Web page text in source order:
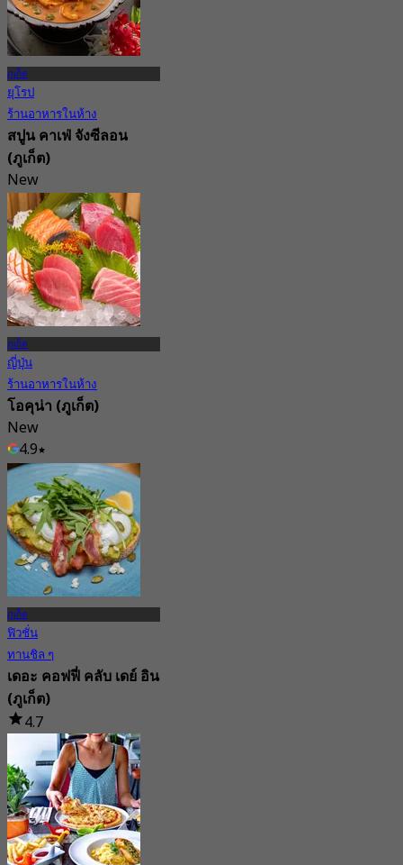
ภูเก็ต
ยุโรป
ร้านอาหารในห้าง
สปูน คาเฟ่ จังซีลอน
(ภูเก็ต)
New
จาก฿ 290
ภูเก็ต
ญี่ปุ่น
ร้านอาหารในห้าง
โอคุน่า (ภูเก็ต)
New
4.9
จาก฿ 616.66
ภูเก็ต
ฟิวชั่น
ทานชิล ๆ
เดอะ คอฟฟี่ คลับ เดย์ อิน
(ภูเก็ต)
4.7
34 การจอง
จาก฿ 422.5